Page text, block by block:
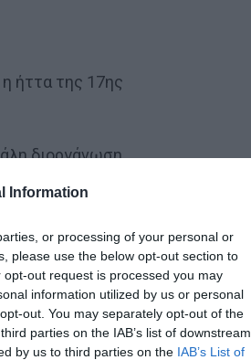
Information
or processing of your personal or
please use the below opt-out section to
out request is processed you may
information utilized by us or personal
out. You may separately opt-out of the
parties on the IAB’s list of downstream
by us to third parties on the IAB’s List of
ήττα της 17ης
διοργάνωση
Κύπελλο του
της.